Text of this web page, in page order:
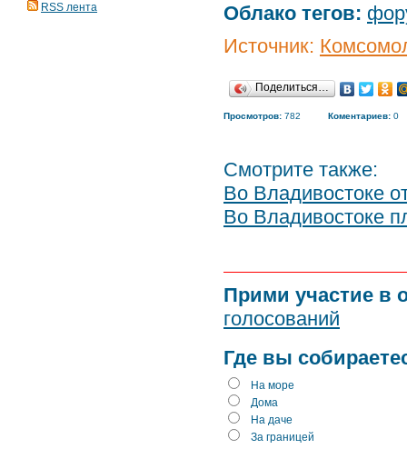
RSS лента Облако тегов:
Источник:
Поделиться…
Просмотров: 782 Коментариев: 0
Смотрите также:
Во Владивостоке
Во Владивостоке
Прими участие в
голосований
Где вы
На море
Дома
На даче
За границей